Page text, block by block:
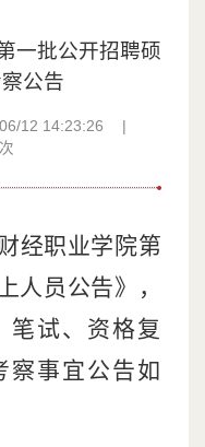
一批公开招聘硕
公告
12 14:23:26
次
经职业学院第
人员公告》
，
笔试、资格复
察事宜公告如